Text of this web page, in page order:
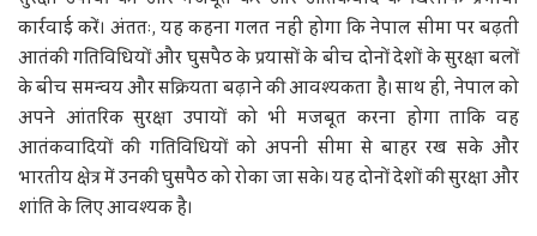
कार्रवाई करें। अंततः, यह कहना गलत नहीं होगा कि नेपाल सीमा पर बढ़ती
आतंकी गतिविधियों और घुसपैठ के प्रयासों के बीच दोनों देशों के सुरक्षा बलों
के बीच समन्वय और सक्रियता बढ़ाने की आवश्यकता है। साथ ही, नेपाल को
अपने आंतरिक सुरक्षा उपायों को भी मजबूत करना होगा ताकि वह
आतंकवादियों की गतिविधियों को अपनी सीमा से बाहर रख सके और
भारतीय क्षेत्र में उनकी घुसपैठ को रोका जा सके। यह दोनों देशों की सुरक्षा और
शांति के लिए आवश्यक है।